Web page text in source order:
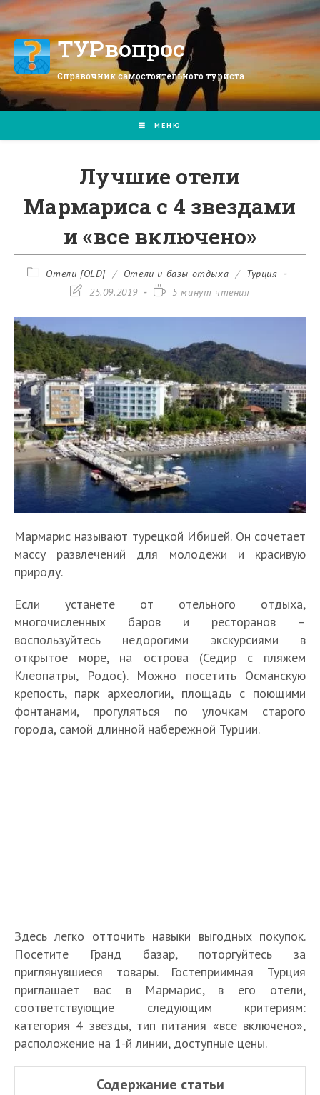
Перейти
к
содержимомуТУРвопрос
Справочник самостоятельного туриста
МЕНЮ
Лучшие отели
Мармариса с 4 звездами
и «все включено»
РубрикаОтели [OLD] / Отели и базы отдыха / Турция
Запись25.09.2019
Время5 минут чтения
Мармарис называют турецкой Ибицей. Он сочетает
массу развлечений для молодежи и красивую
природу.
Если устанете от отельного отдыха,
многочисленных баров и ресторанов –
воспользуйтесь недорогими экскурсиями в
открытое море, на острова (Седир с пляжем
Клеопатры, Родос). Можно посетить Османскую
крепость, парк археологии, площадь с поющими
фонтанами, прогуляться по улочкам старого
города, самой длинной набережной Турции.
Здесь легко отточить навыки выгодных покупок.
Посетите Гранд базар, поторгуйтесь за
приглянувшиеся товары. Гостеприимная Турция
приглашает вас в Мармарис, в его отели,
соответствующие следующим критериям:
категория 4 звезды, тип питания «все включено»,
расположение на 1-й линии, доступные цены.
Содержание статьи